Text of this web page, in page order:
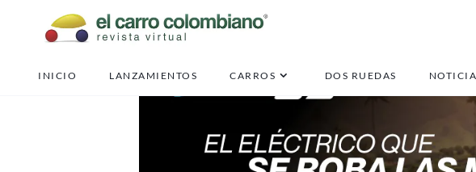
INICIO LANZAMIENTOS CARROS DOS RUEDAS